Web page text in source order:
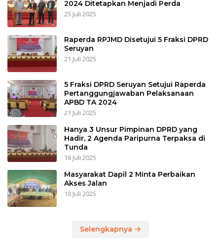
2024 Ditetapkan Menjadi Perda
25 Juli 2025
Raperda RPJMD Disetujui 5 Fraksi DPRD
Seruyan
21 Juli 2025
5 Fraksi DPRD Seruyan Setujui Raperda
Pertanggungjawaban Pelaksanaan
APBD TA 2024
21 Juli 2025
Hanya 3 Unsur Pimpinan DPRD yang
Hadir, 2 Agenda Paripurna Terpaksa di
Tunda
16 Juli 2025
Masyarakat Dapil 2 Minta Perbaikan
Akses Jalan
10 Juli 2025
Selengkapnya